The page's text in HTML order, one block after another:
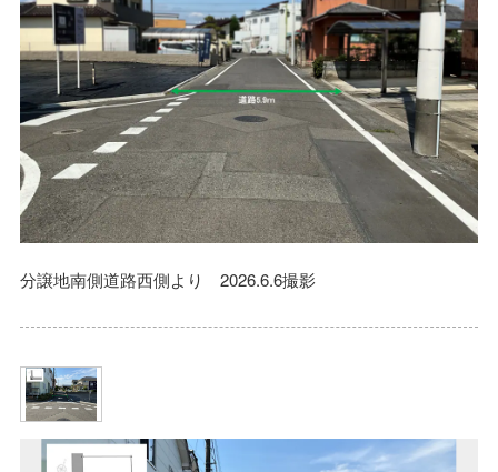
分譲地南側道路西側より 2026.6.6撮影